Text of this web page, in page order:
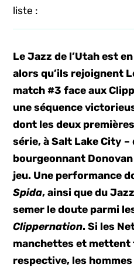
liste :
Le Jazz de l’Utah est
alors qu’ils rejoignent
match #3 face aux
une séquence
dont les deux
série, à Salt Lake City –
bourgeonnant
jeu. Une performance
Spida, ainsi que du
semer le doute parmi
Clippernation. Si les
manchettes et mettent
respective, les